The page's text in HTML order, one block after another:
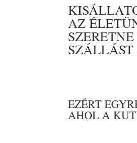
AZ
EZÉRT
AHOL A